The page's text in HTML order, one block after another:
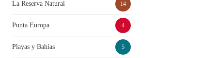
La Reserva Natural 14
Punta Europa 4
Playas y Bahías 5